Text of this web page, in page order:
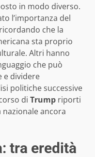
in modo diverso.
l’importanza del
che la
sta proprio
Altri hanno
che può
e dividere
politiche successive
di Trump riporti
ancora
tra eredità